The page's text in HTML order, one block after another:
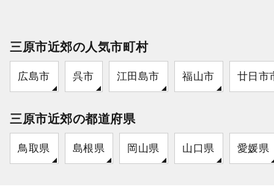
三原市近郊の人気市町村
広島市 呉市 江田島市 福山市 廿日市
三原市近郊の都道府県
鳥取県 島根県 岡山県 山口県 愛媛県